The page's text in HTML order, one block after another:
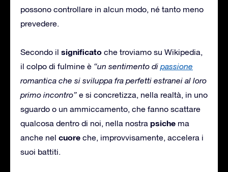
possono controllare in alcun modo, né tanto meno
prevedere.
Secondo il significato che troviamo su Wikipedia,
il colpo di fulmine è “un sentimento di passione
romantica che si sviluppa fra perfetti estranei al loro
primo incontro” e si concretizza, nella realtà, in uno
sguardo o un ammiccamento, che fanno scattare
qualcosa dentro di noi, nella nostra psiche ma
anche nel cuore che, improvvisamente, accelera i
suoi battiti.